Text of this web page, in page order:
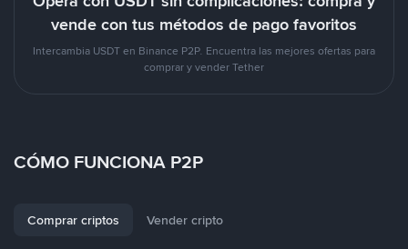
vende con tus métodos de pago favoritos
Intercambia USDT en Binance P2P. Encuentra las mejores ofertas para
comprar y vender Tether
CÓMO FUNCIONA P2P
Comprar criptos Vender cripto